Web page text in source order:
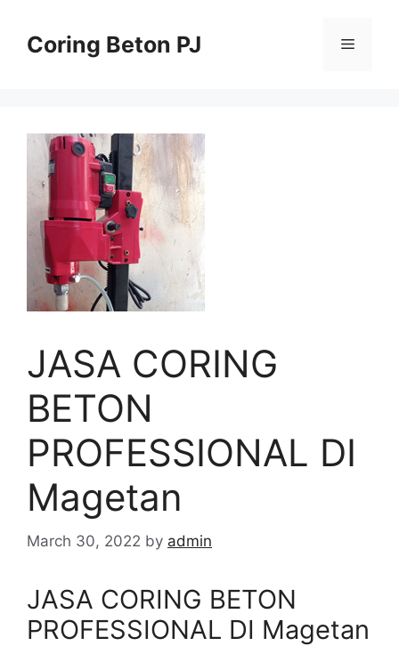
contentCoring Beton PJ Menu
JASA CORING
BETON
PROFESSIONAL DI
Magetan
March 30, 2022 by admin
JASA CORING BETON
PROFESSIONAL DI Magetan